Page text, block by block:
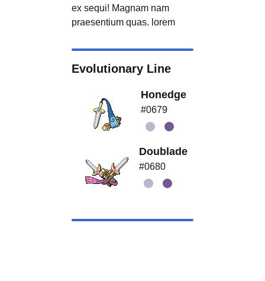
ex sequi! Magnam nam
praesentium quas. lorem
Evolutionary Line
Honedge
#0679
Doublade
#0680